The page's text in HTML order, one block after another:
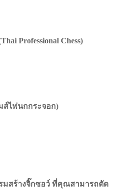
Professional Chess)
ส์ไพ่นกกระจอก)
มสร้างจิ๊กซอว์ ที่คุณสามารถตัด